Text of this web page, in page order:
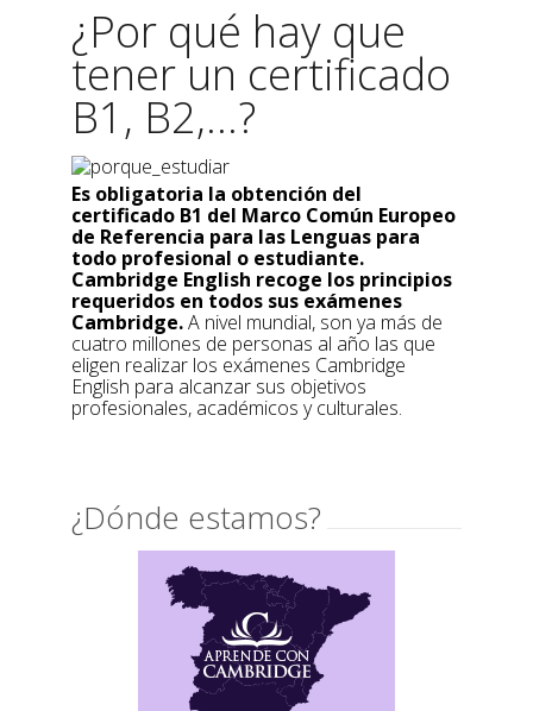
¿Por qué hay que
tener un certificado
B1, B2,...?
Es obligatoria la obtención del
certificado B1 del Marco Común Europeo
de Referencia para las Lenguas para
todo profesional o estudiante.
Cambridge English recoge los principios
requeridos en todos sus exámenes
Cambridge.A nivel mundial, son ya más de
cuatro millones de personas al año las que
eligen realizar los exámenes Cambridge
English para alcanzar sus objetivos
profesionales, académicos y culturales.
¿Dónde estamos?